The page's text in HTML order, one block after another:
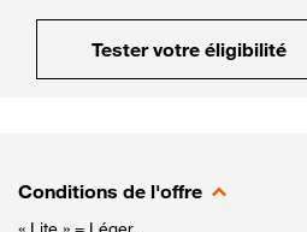
Tester votre éligibilité
Conditions de l'offre
« Lite » = Léger.